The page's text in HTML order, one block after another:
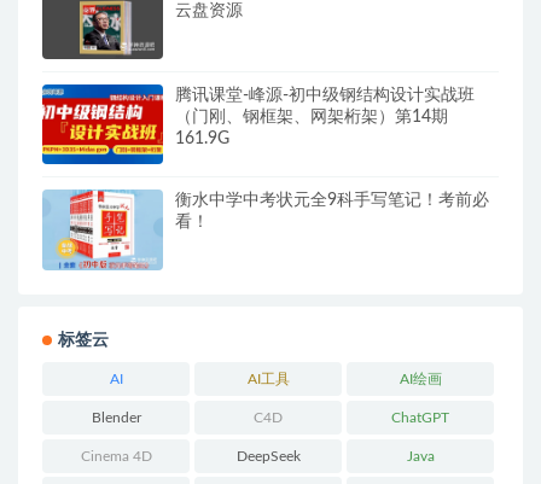
云盘资源
腾讯课堂-峰源-初中级钢结构设计实战班
（门刚、钢框架、网架桁架）第14期
161.9G
衡水中学中考状元全9科手写笔记！考前必
看！
标签云
AI AI工具 AI绘画
Blender C4D ChatGPT
Cinema 4D DeepSeek Java